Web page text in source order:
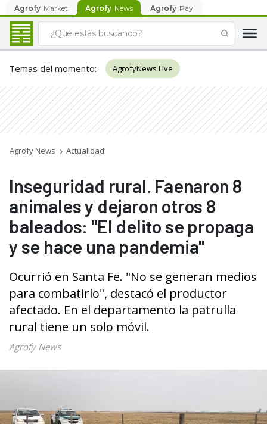
Agrofy Market Agrofy News Agrofy Pay
Temas del momento: AgrofyNews Live
Agrofy News Actualidad
Inseguridad rural. Faenaron 8
animales y dejaron otros 8
baleados: "El delito se propaga
y se hace una pandemia"
Ocurrió en Santa Fe. "No se generan medios
para combatirlo", destacó el productor
afectado. En el departamento la patrulla
rural tiene un solo móvil.
Agrofy News